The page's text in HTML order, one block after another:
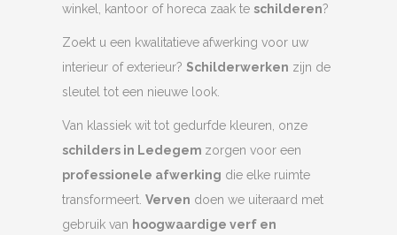
winkel, kantoor of horeca zaak te schilderen?
Zoekt u een kwalitatieve afwerking voor uw
interieur of exterieur? Schilderwerken zijn de
sleutel tot een nieuwe look.
Van klassiek wit tot gedurfde kleuren, onze
schilders in Ledegem zorgen voor een
professionele afwerking die elke ruimte
transformeert. Verven doen we uiteraard met
gebruik van hoogwaardige verf en